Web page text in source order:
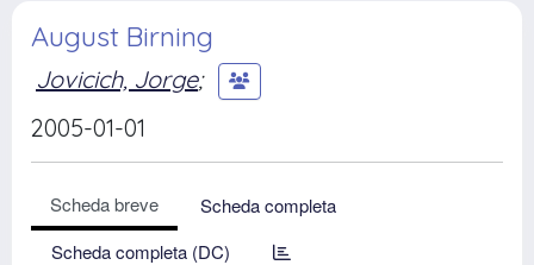
August Birning
Jovicich, Jorge;
2005-01-01
Scheda breve
Scheda completa
Scheda completa (DC)